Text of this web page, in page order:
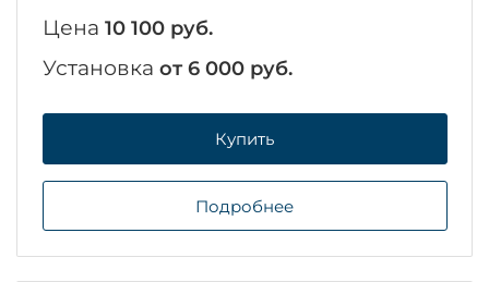
Цена 10 100 руб.
Установка от 6 000 руб.
Купить
Подробнее